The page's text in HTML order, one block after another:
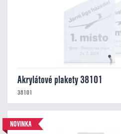
Akrylátové plakety 38101
38101
NOVINKA